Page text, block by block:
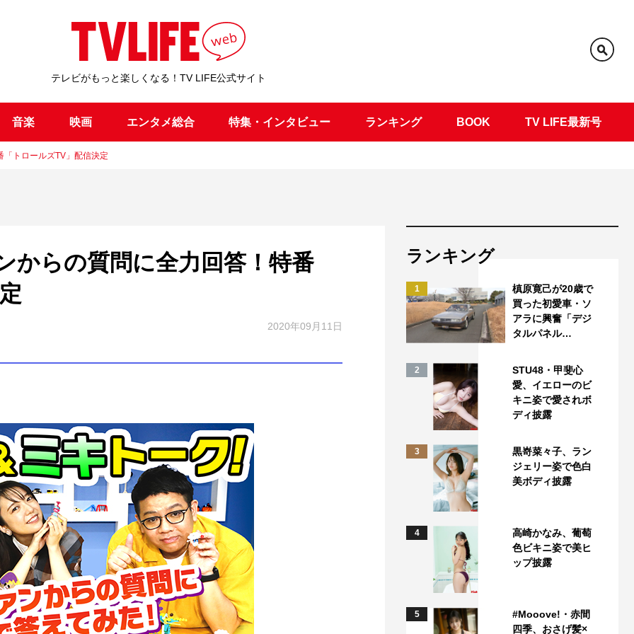
テレビがもっと楽しくなる！TV LIFE公式サイト
音楽 映画 エンタメ総合 特集・インタビュー ランキング BOOK TV LIFE最新号
トロールズTV」配信決定
からの質問に全力回答！特番
2020年09月11日
ランキング
1
槙原寛己が20歳で
買った初愛車・ソ
アラに興奮「デジ
タルパネル…
2
STU48・甲斐心
愛、イエローのビ
キニ姿で愛されボ
ディ披露
3
黒嵜菜々子、ラン
ジェリー姿で色白
美ボディ披露
4
高崎かなみ、葡萄
色ビキニ姿で美ヒ
ップ披露
5
#Mooove!・赤間
四季、おさげ髪×